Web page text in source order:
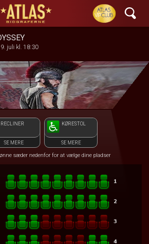
Biograferne
juli kl. 18:30
RECLINER
SE MERE
KØRESTOL
SE MERE
sæder nedenfor for at vælge dine pladser
front05-temp 074844